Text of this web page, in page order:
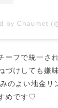
by Chaumet
ーフで統一さ
づけしても嫌
のよい地金リ
めです♡